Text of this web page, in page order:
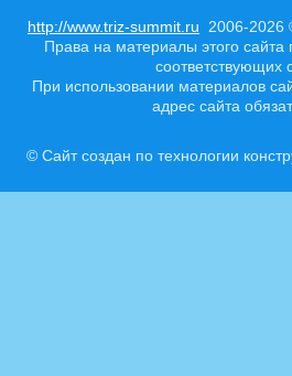
http://www.triz-summit.ru 2006-2026
Права на материалы этого сайта
соответствующих
При использовании материалов
адрес сайта
© Сайт создан по технологии